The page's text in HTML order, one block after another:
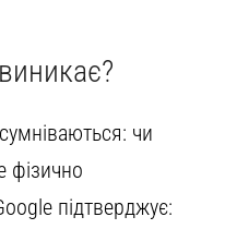
чи
фізично
підтверджує: